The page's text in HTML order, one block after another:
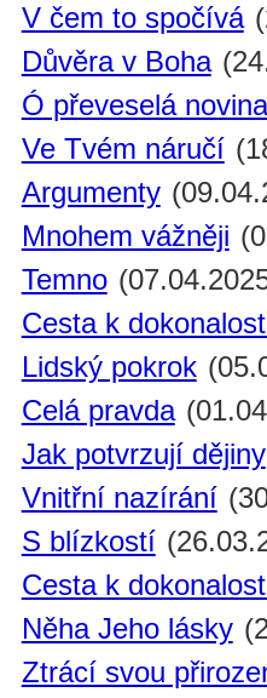
V čem to spočívá
Důvěra v Boha
Ó převeselá novina
Ve Tvém náručí
Argumenty
Mnohem vážněji
Temno
Cesta k
Lidský pokrok
Celá pravda
Jak potvrzují dějiny
Vnitřní nazírání
S blízkostí
Cesta k
Něha Jeho lásky
Ztrácí svou